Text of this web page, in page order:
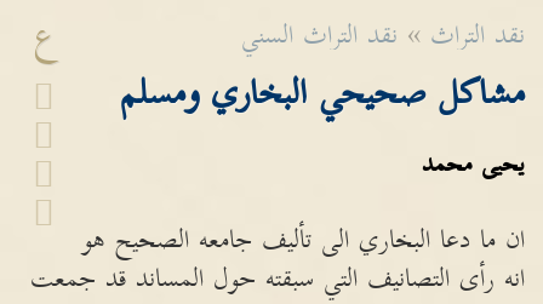
ع نقد التراث » نقد التراث السني
مشاكل صحيحي البخاري ومسلم
يحيى محمد
ان ما دعا البخاري الى تأليف جامعه الصحيح هو
انه رأى التصانيف التي سبقته حول المساند قد جمعت